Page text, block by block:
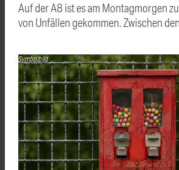
Auf der A8 ist es am Montagmorgen
von Unfällen gekommen. Zwischen
Symbolbild